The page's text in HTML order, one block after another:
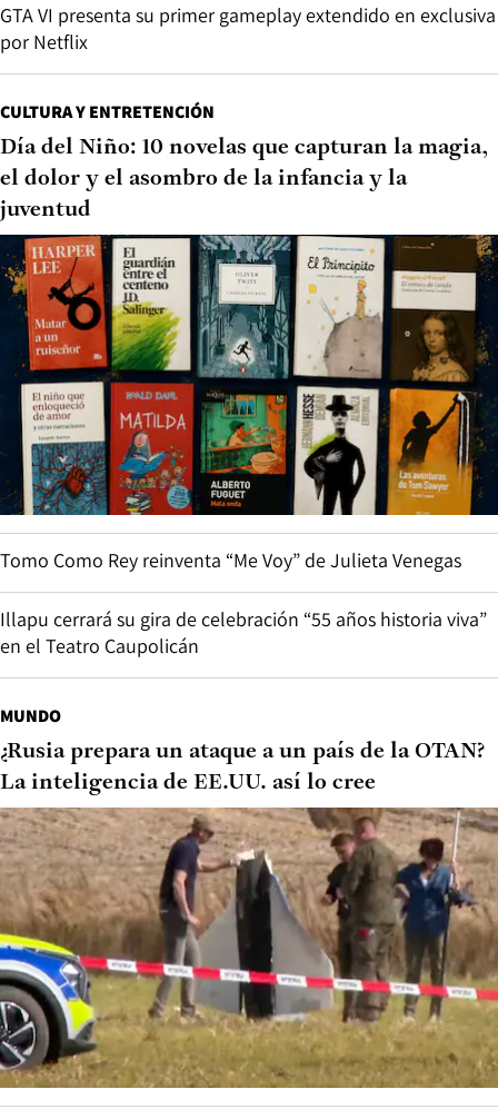
GTA VI presenta su primer gameplay extendido en exclusiva
por Netflix
CULTURA Y ENTRETENCIÓN
Día del Niño: 10 novelas que capturan la magia,
el dolor y el asombro de la infancia y la
juventud
Tomo Como Rey reinventa “Me Voy” de Julieta Venegas
Illapu cerrará su gira de celebración “55 años historia viva”
en el Teatro Caupolicán
MUNDO
¿Rusia prepara un ataque a un país de la OTAN?
La inteligencia de EE.UU. así lo cree